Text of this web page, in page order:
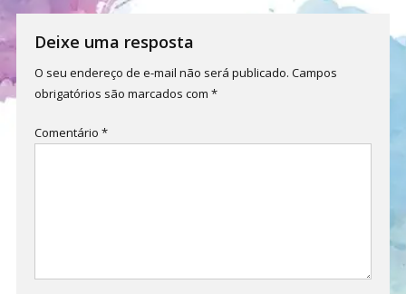
de
Post
Deixe uma resposta
O seu endereço de e-mail não será publicado. Campos
obrigatórios são marcados com *
Comentário *